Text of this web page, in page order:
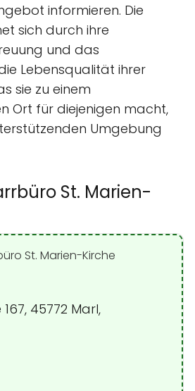
informieren. Die
sich durch ihre
und das
Lebensqualität ihrer
sie zu einem
Ort für diejenigen macht,
Umgebung
St. Marien-
45772 Marl,